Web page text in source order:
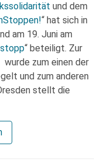
und dem
“ hat sich in
am 19. Juni am
“ beteiligt. Zur
zum einen der
und zum anderen
stellt die